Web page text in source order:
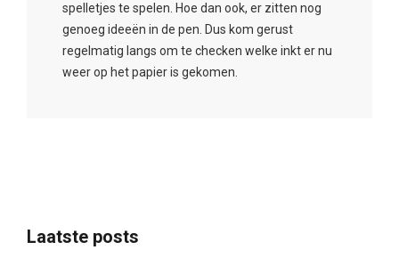
spelletjes te spelen. Hoe dan ook, er zitten nog
genoeg ideeën in de pen. Dus kom gerust
regelmatig langs om te checken welke inkt er nu
weer op het papier is gekomen.
Laatste posts